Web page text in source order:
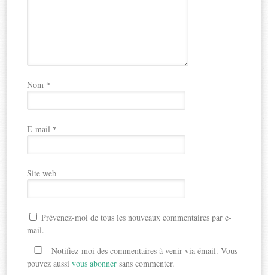
Nom *
E-mail *
Site web
Prévenez-moi de tous les nouveaux commentaires par e-
mail.
Notifiez-moi des commentaires à venir via émail. Vous
pouvez aussivous abonner sans commenter.